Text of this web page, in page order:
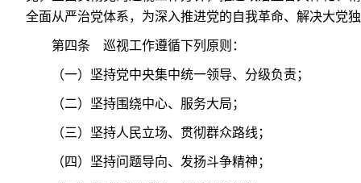
全面从严治党体系，为深入推进党的自我革命、解决大党
第四条 巡视工作遵循下列原则：
（一）坚持党中央集中统一领导、分级负责；
（二）坚持围绕中心、服务大局；
（三）坚持人民立场、贯彻群众路线；
（四）坚持问题导向、发扬斗争精神；